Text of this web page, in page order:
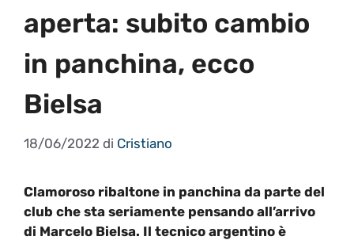
aperta: subito cambio
in panchina, ecco
Bielsa
18/06/2022 di Cristiano
Clamoroso ribaltone in panchina da parte del
club che sta seriamente pensando all’arrivo
di Marcelo Bielsa. Il tecnico argentino è